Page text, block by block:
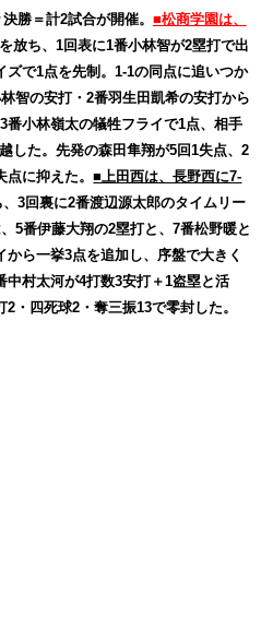
勝＝計2試合が開催。 ■松商学園は、
放ち、1回表に1番小林智が2塁打で出
ズで1点を先制。1-1の同点に追いつか
智の安打・2番羽生田凱希の安打から
番小林嶺太の犠牲フライで1点、相手
した。先発の森田隼翔が5回1失点、2
点に抑えた。■上田西は、長野西に7-
3回裏に2番渡辺源太郎のタイムリー
5番伊藤大翔の2塁打と、7番松野暖と
ら一挙3点を追加し、序盤で大きく
中村太河が4打数3安打＋1盗塁と活
・四死球2・奪三振13で零封した。